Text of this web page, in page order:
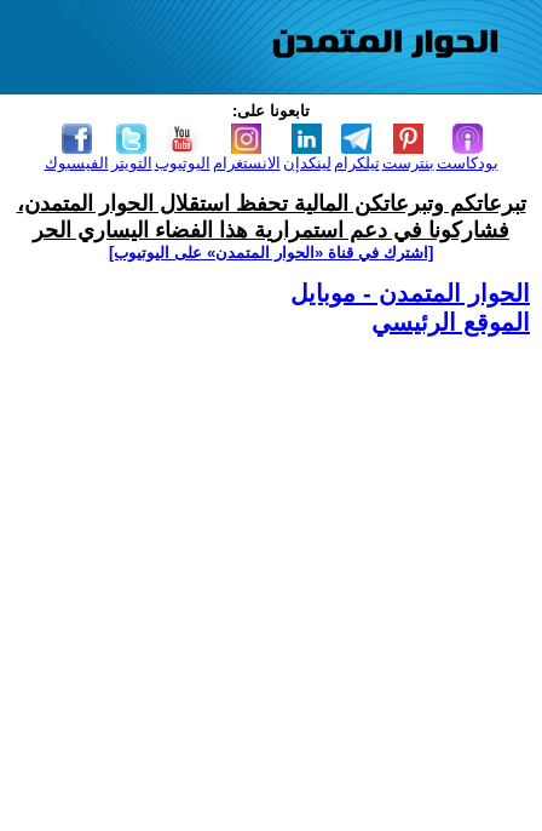
تابعونا على:
الفيسبوك التويتر اليوتيوب الانستغرام لينكدإن تيلكرامبنترست بودكاست
تبرعاتكم وتبرعاتكن المالية تحفظ استقلال الحوار المتمدن،
فشاركونا في دعم استمرارية هذا الفضاء اليساري الحر
[اشترك في قناة ‫«الحوار المتمدن» على اليوتيوب]
الحوار المتمدن - موبايل
الموقع الرئيسي